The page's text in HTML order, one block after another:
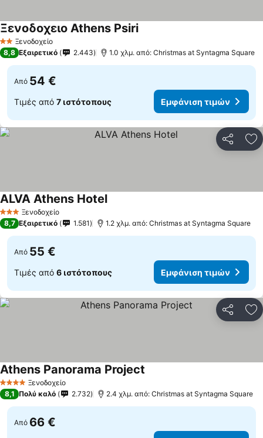
2 ΑστέριαΞενοδοχείο
Ξενοδοχειο Athens Psiri
8,8 Εξαιρετικό 2.443 1.0 χλμ. από: Christmas at Syntagma Square
Από 54 €
Τιμές από 7 ιστότοπους Εμφάνιση τιμών
3 ΑστέριαΞενοδοχείο
ALVA Athens Hotel
8,7 Εξαιρετικό 1.581 1.2 χλμ. από: Christmas at Syntagma Square
Από 55 €
Τιμές από 6 ιστότοπους Εμφάνιση τιμών
4 ΑστέριαΞενοδοχείο
Athens Panorama Project
8,1 Πολύ καλό 2.732 2.4 χλμ. από: Christmas at Syntagma Square
Από 66 €